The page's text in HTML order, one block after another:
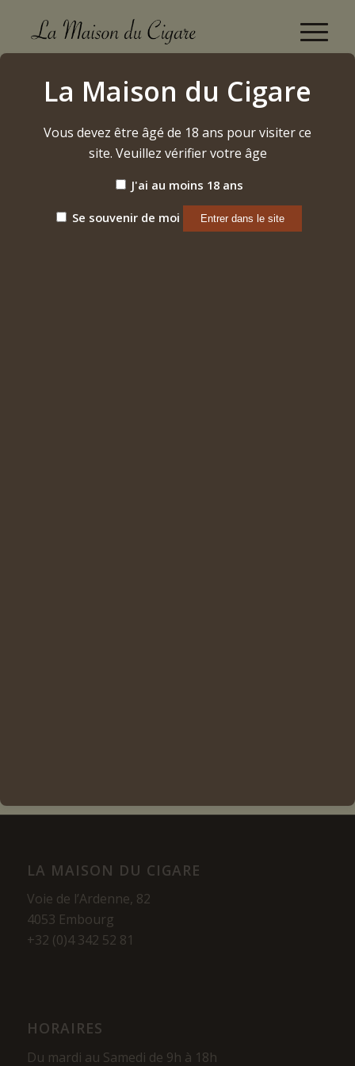
Davidoff Grand Cru n°5 (2024)
Accueil / Etiquette: Davidoff Grand Cru n°5 (2024)
Par défaut
15 Produits par page
LA MAISON DU CIGARE
Voie de l’Ardenne, 82
4053 Embourg
+32 (0)4 342 52 81
HORAIRES
Du mardi au Samedi de 9h à 18h
La Maison du Cigare
Vous devez être âgé de 18 ans pour visiter ce
site. Veuillez vérifier votre âge
J'ai au moins 18 ans
Se souvenir de moi